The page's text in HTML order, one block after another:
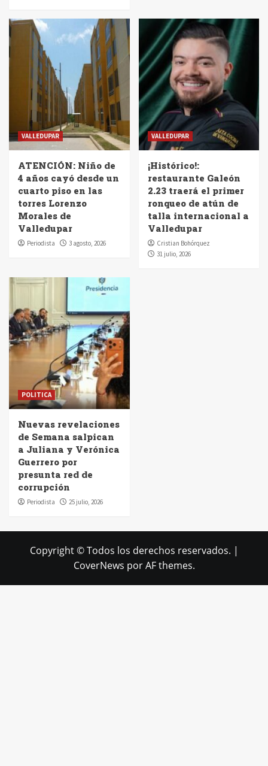
VALLEDUPAR
ATENCIÓN: Niño de
4 años cayó desde un
cuarto piso en las
torres Lorenzo
Morales de
Valledupar
Periodista 3 agosto, 2026
VALLEDUPAR
¡Histórico!:
restaurante Galeón
2.23 traerá el primer
ronqueo de atún de
talla internacional a
Valledupar
Cristian Bohórquez
31 julio, 2026
POLITICA
Nuevas revelaciones
de Semana salpican
a Juliana y Verónica
Guerrero por
presunta red de
corrupción
Periodista 25 julio, 2026
Copyright © Todos los derechos reservados. |
CoverNews por AF themes.